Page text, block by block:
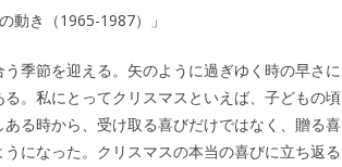
動き（1965-1987）」
季節を迎える。矢のように過ぎゆく時の早さ
。私にとってクリスマスといえば、子どもの
る時から、受け取る喜びだけではなく、贈る
になった。クリスマスの本当の喜びに立ち返